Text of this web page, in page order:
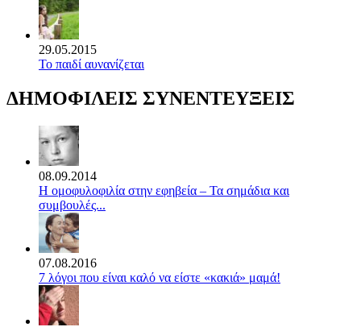
29.05.2015
Το παιδί αυνανίζεται
ΔΗΜΟΦΙΛΕΙΣ ΣΥΝΕΝΤΕΥΞΕΙΣ
08.09.2014
Η ομοφυλοφιλία στην εφηβεία – Τα σημάδια και
συμβουλές...
07.08.2016
7 λόγοι που είναι καλό να είστε «κακιά» μαμά!